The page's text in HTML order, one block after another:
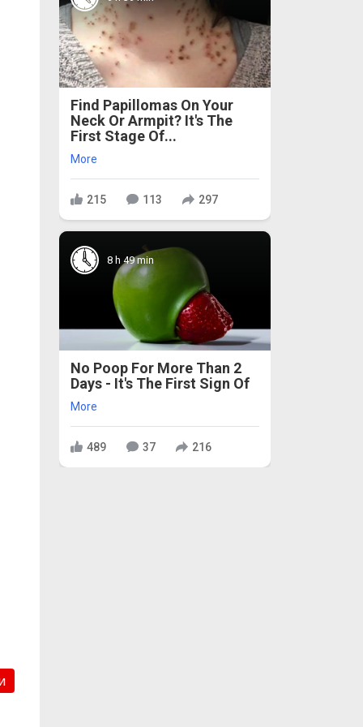
Find Papillomas On Your
Neck Or Armpit? It's The
First Stage Of...
More
215 113 297
8 h 49 min
No Poop For More Than 2
Days - It's The First Sign Of
More
489 37 216